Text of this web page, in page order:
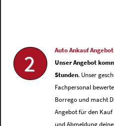
2
Auto Ankauf
Unser Angebot
Stunden. Unser
Fachpersonal
Borrego und macht
Angebot für den
und Abmeldung